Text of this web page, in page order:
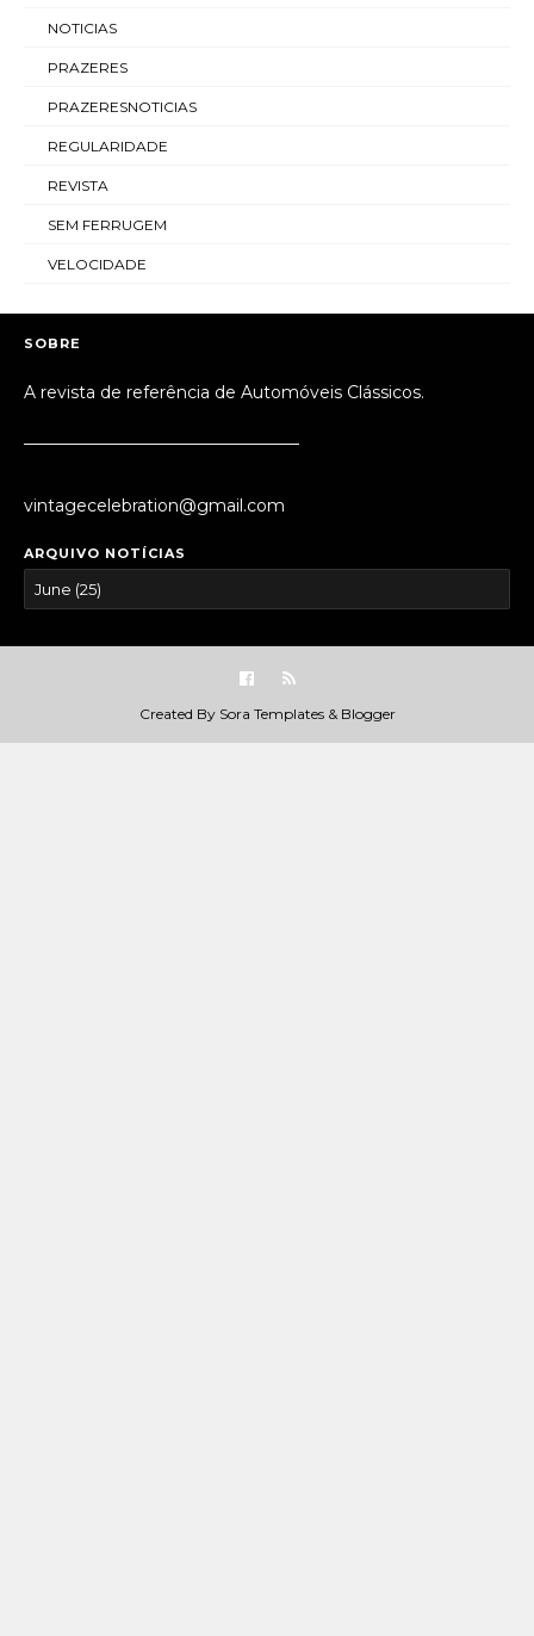
NOTICIAS
PRAZERES
PRAZERESNOTICIAS
REGULARIDADE
REVISTA
SEM FERRUGEM
VELOCIDADE
SOBRE
A revista de referência de Automóveis Clássicos.
vintagecelebration@gmail.com
ARQUIVO NOTÍCIAS
Created By Sora Templates& Blogger